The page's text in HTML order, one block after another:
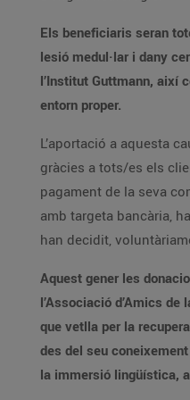
Els beneficiaris seran
lesió medul·lar i dany
l’Institut Guttmann, així
entorn proper.
L’aportació a aquesta
gràcies a tots/es els
pagament de la seva
amb targeta bancària,
han decidit,
Aquest gener les
l’Associació d’Amics
que vetlla per la
des del seu
la immersió lingüística,